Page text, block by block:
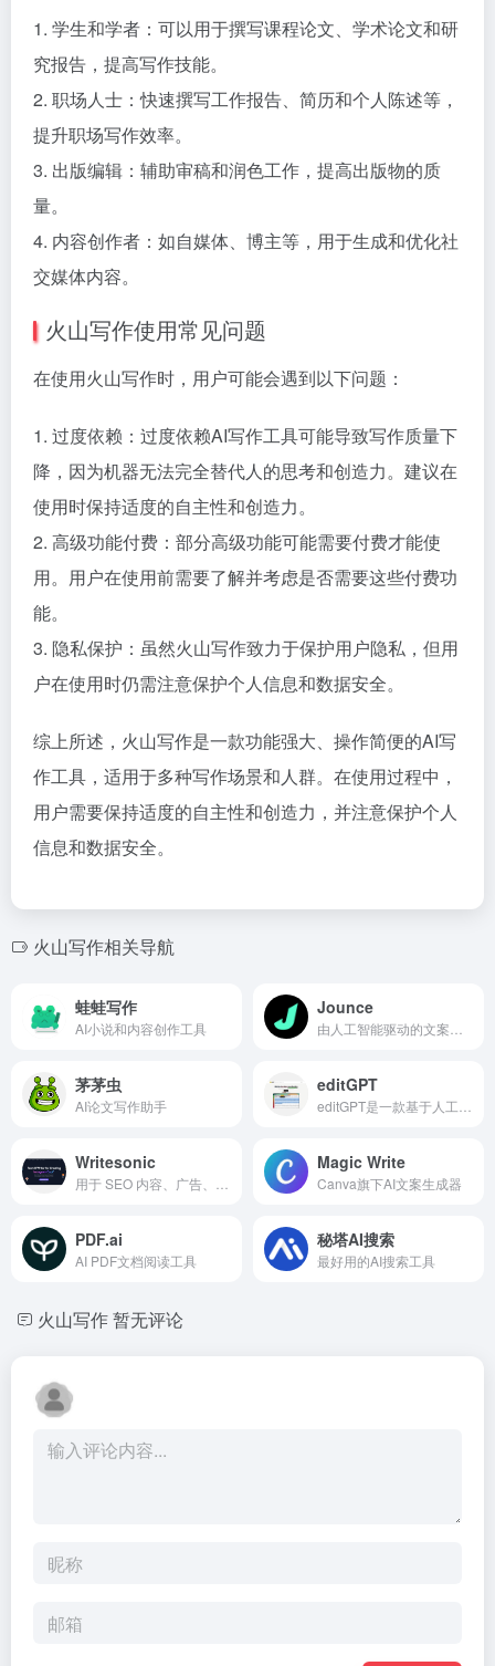
1. 学生和学者：可以用于撰写课程论文、学术论文和研
究报告，提高写作技能。
2. 职场人士：快速撰写工作报告、简历和个人陈述等，
提升职场写作效率。
3. 出版编辑：辅助审稿和润色工作，提高出版物的质
量。
4. 内容创作者：如自媒体、博主等，用于生成和优化社
交媒体内容。
火山写作使用常见问题
在使用火山写作时，用户可能会遇到以下问题：
1. 过度依赖：过度依赖AI写作工具可能导致写作质量下
降，因为机器无法完全替代人的思考和创造力。建议在
使用时保持适度的自主性和创造力。
2. 高级功能付费：部分高级功能可能需要付费才能使
用。用户在使用前需要了解并考虑是否需要这些付费功
能。
3. 隐私保护：虽然火山写作致力于保护用户隐私，但用
户在使用时仍需注意保护个人信息和数据安全。
综上所述，火山写作是一款功能强大、操作简便的AI写
作工具，适用于多种写作场景和人群。在使用过程中，
用户需要保持适度的自主性和创造力，并注意保护个人
信息和数据安全。
火山写作相关导航
蛙蛙写作
AI小说和内容创作工具
Jounce
茅茅虫
AI论文写作助手
editGPT
Writesonic Magic Write
Canva旗下AI文案生成器
PDF.ai
AI PDF文档阅读工具
秘塔AI搜索
最好用的AI搜索工具
火山写作暂无评论